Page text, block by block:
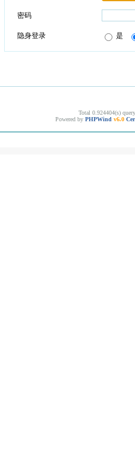
密码
隐身登录 是
Total 0.924404(s)
Powered by PHPWind v6.0